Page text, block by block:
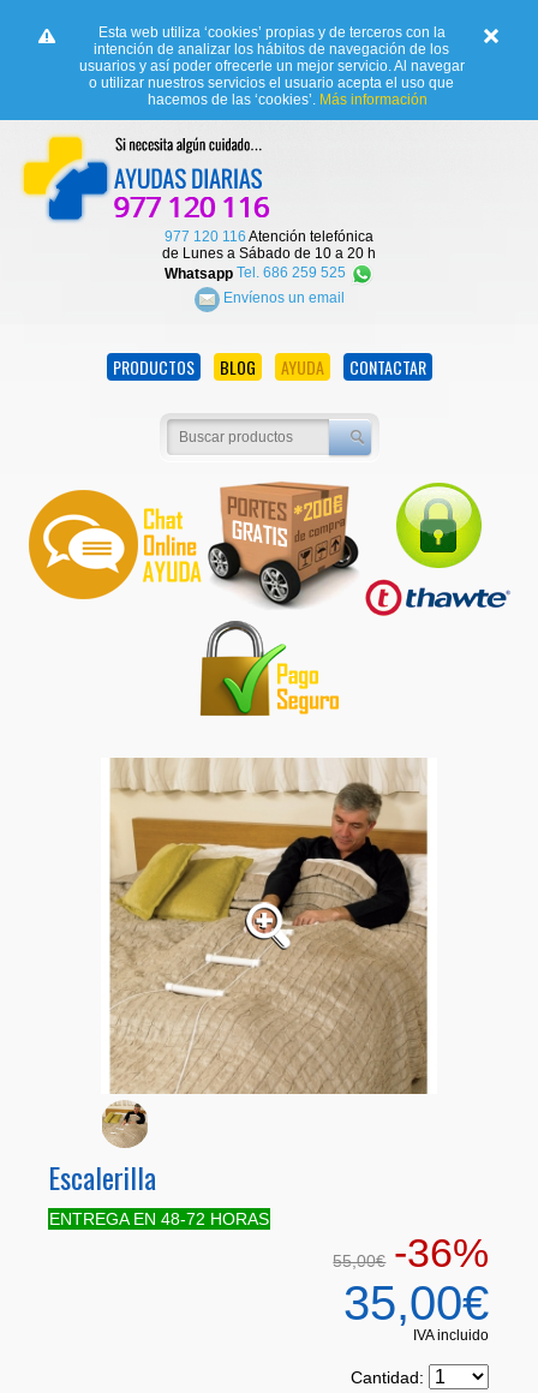
Esta web utiliza ‘cookies’ propias y de terceros con la
intención de analizar los hábitos de navegación de los
usuarios y así poder ofrecerle un mejor servicio. Al navegar
o utilizar nuestros servicios el usuario acepta el uso que
hacemos de las ‘cookies’. Más información
977 120 116 Atención telefónica
de Lunes a Sábado de 10 a 20 h
Whatsapp Tel. 686 259 525
Envíenos un email
PRODUCTOS BLOG AYUDA CONTACTAR
Escalerilla
ENTREGA EN 48-72 HORAS
55,00€ -36%
35,00€
IVA incluido
Cantidad: